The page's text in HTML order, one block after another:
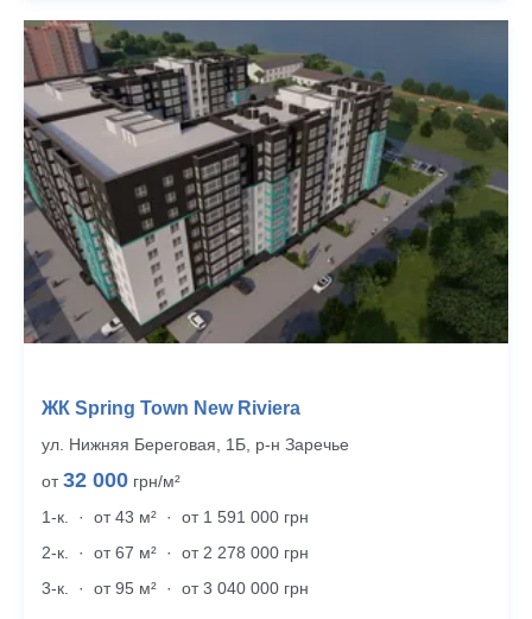
ЖК Spring Town New Riviera
ул. Нижняя Береговая, 1Б, р‑н Заречье
от32 000 грн/м²
1-к.
· от 43 м² ·
от 1 591 000 грн
2-к.
· от 67 м² ·
от 2 278 000 грн
3-к.
· от 95 м² · от 3 040 000 грн